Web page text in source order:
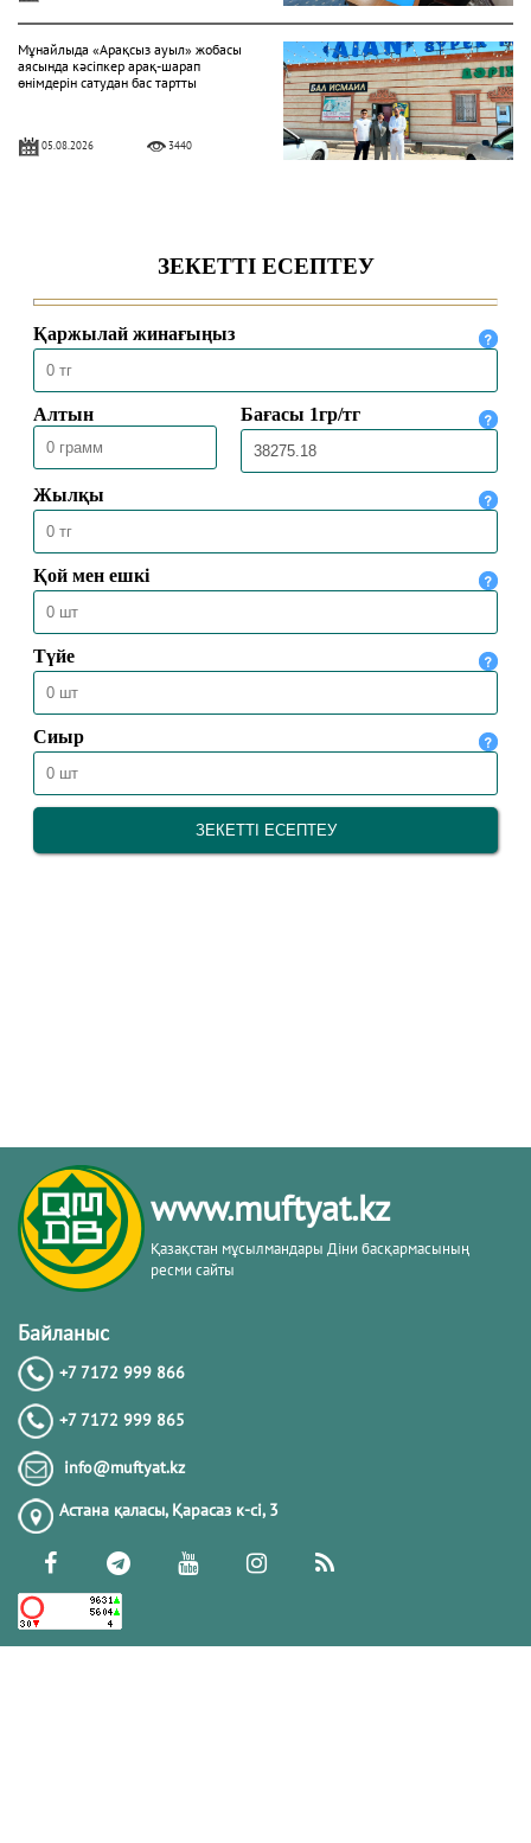
Мұнайлыда «Арақсыз ауыл» жобасы
аясында кәсіпкер арақ-шарап
өнімдерін сатудан бас тартты
05.08.2026 3440
04.08.2026 312
Ақтөбеде XV республикалық Құран
жарысына іріктеу сайысы өтті
16.07.2026
www.muftyat.kz
Қазақстан мұсылмандары Діни басқармасының
ресми сайты
Байланыс
+7 7172 999 866
+7 7172 999 865
info@muftyat.kz
Астана қаласы, Қарасаз к-сi, 3